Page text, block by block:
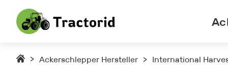
> Ackerschlepper Hersteller > International